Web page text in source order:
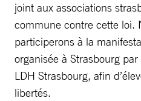
joint aux associations
commune contre cette loi.
participerons à la
organisée à Strasbourg
LDH Strasbourg, afin
libertés.